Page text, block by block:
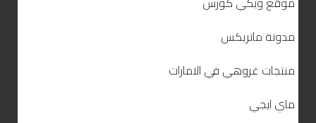
مدونة ماتريكس
منتجات غروهي في الامارات
ماي ايجي